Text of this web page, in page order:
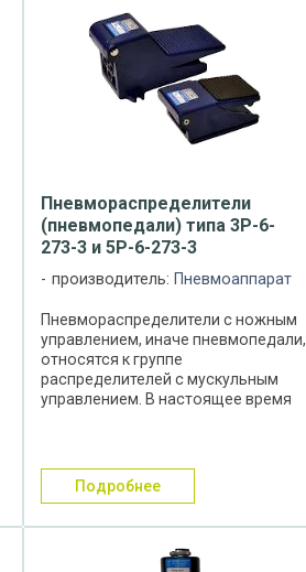
Пневмораспределители
(пневмопедали) типа 3Р-6-
273-3 и 5Р-6-273-3
производитель: Пневмоаппарат
Пневмораспределители с ножным
управлением, иначе пневмопедали,
относятся к группе
распределителей с мускульным
управлением. В настоящее время
Они ... подробнее